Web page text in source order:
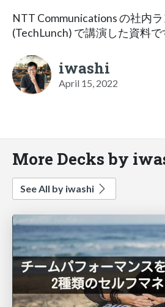
NTT Communications の社内
(TechLunch) で講演した資料で
iwashi
April 15, 2022
More Decks by
See All by iwashi